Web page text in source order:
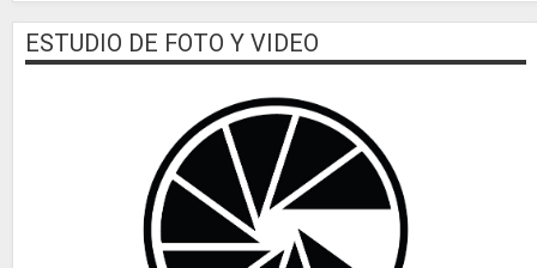
ESTUDIO DE FOTO Y VIDEO